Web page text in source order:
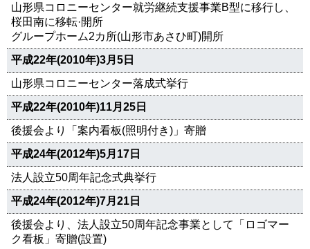
山形県コロニーセンター就労継続支援事業B型に移行し、
桜田南に移転·開所
グループホーム2カ所(山形市あさひ町)開所
平成22年(2010年)3月5日
山形県コロニーセンター落成式挙行
平成22年(2010年)11月25日
後援会より「案内看板(照明付き)」寄贈
平成24年(2012年)5月17日
法人設立50周年記念式典挙行
平成24年(2012年)7月21日
後援会より、法人設立50周年記念事業として「ロゴマー
ク看板」寄贈(設置)